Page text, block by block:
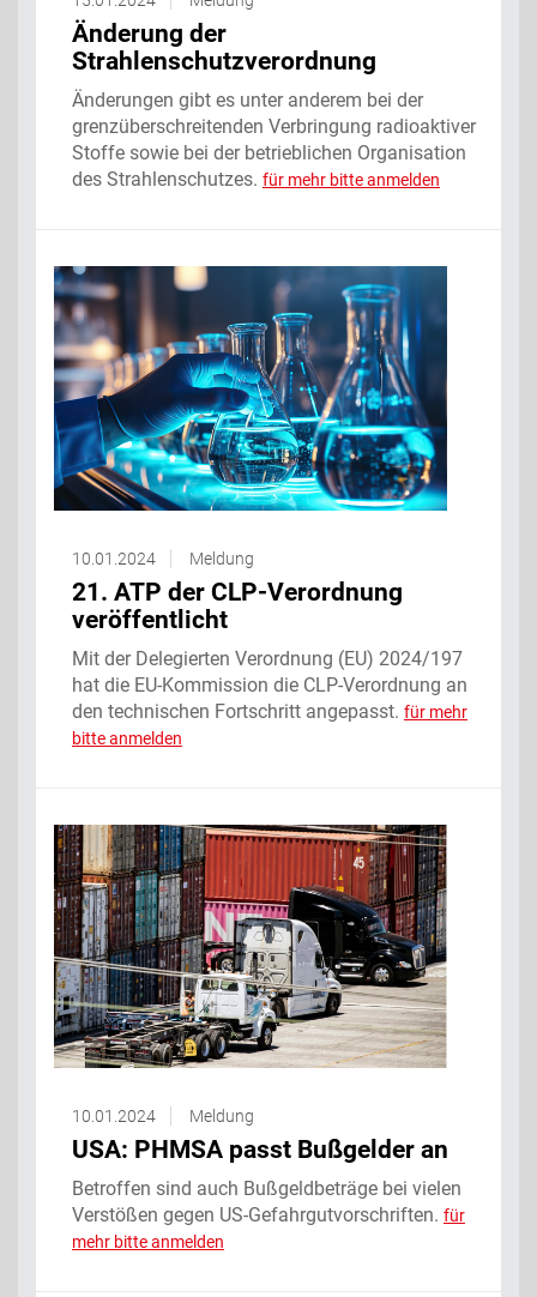
Änderung der
Strahlenschutzverordnung
Änderungen gibt es unter anderem bei der
grenzüberschreitenden Verbringung radioaktiver
Stoffe sowie bei der betrieblichen Organisation
des Strahlenschutzes. für mehr bitte anmelden
10.01.2024 Meldung
21. ATP der CLP-Verordnung
veröffentlicht
Mit der Delegierten Verordnung (EU) 2024/197
hat die EU-Kommission die CLP-Verordnung an
den technischen Fortschritt angepasst. für mehr
bitte anmelden
10.01.2024 Meldung
USA: PHMSA passt Bußgelder an
Betroffen sind auch Bußgeldbeträge bei vielen
Verstößen gegen US-Gefahrgutvorschriften. für
mehr bitte anmelden